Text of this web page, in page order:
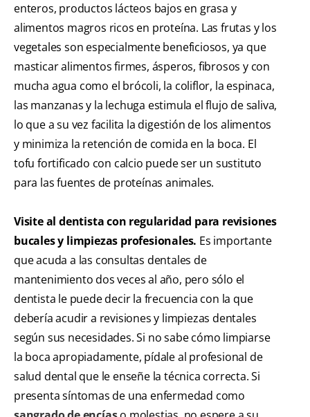
enteros, productos lácteos bajos en grasa y
alimentos magros ricos en proteína. Las frutas y los
vegetales son especialmente beneficiosos, ya que
masticar alimentos firmes, ásperos, fibrosos y con
mucha agua como el brócoli, la coliflor, la espinaca,
las manzanas y la lechuga estimula el flujo de saliva,
lo que a su vez facilita la digestión de los alimentos
y minimiza la retención de comida en la boca. El
tofu fortificado con calcio puede ser un sustituto
para las fuentes de proteínas animales.
Visite al dentista con regularidad para revisiones
bucales y limpiezas profesionales. Es importante
que acuda a las consultas dentales de
mantenimiento dos veces al año, pero sólo el
dentista le puede decir la frecuencia con la que
debería acudir a revisiones y limpiezas dentales
según sus necesidades. Si no sabe cómo limpiarse
la boca apropiadamente, pídale al profesional de
salud dental que le enseñe la técnica correcta. Si
presenta síntomas de una enfermedad como